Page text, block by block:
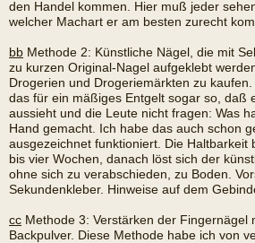
den Handel kommen. Hier muß jeder
welcher Machart er am besten zurecht
bb Methode 2: Künstliche Nägel, die mit
zu kurzen Original-Nagel aufgeklebt
Drogerien und Drogeriemärkten zu
das für ein mäßiges Entgelt sogar so, daß
aussieht und die Leute nicht fragen: Was
Hand gemacht. Ich habe das auch schon
ausgezeichnet funktioniert. Die Haltbarkeit
bis vier Wochen, danach löst sich der
ohne sich zu verabschieden, zu Boden.
Sekundenkleber. Hinweise auf dem
cc Methode 3: Verstärken der Fingernägel
Backpulver. Diese Methode habe ich von